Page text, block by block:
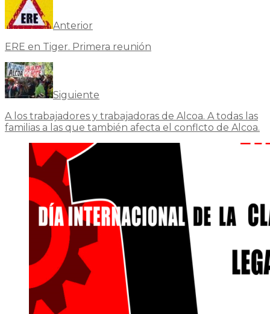
Anterior
ERE en Tiger. Primera reunión
Siguiente
A los trabajadores y trabajadoras de Alcoa. A todas las
familias a las que también afecta el conflcto de Alcoa.